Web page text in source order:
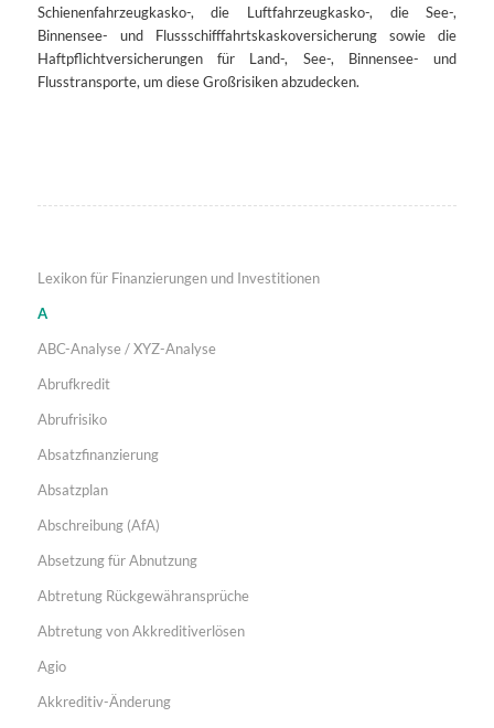
Schienenfahrzeugkasko-, die Luftfahrzeugkasko-, die See-,
Binnensee- und Flussschifffahrtskaskoversicherung sowie die
Haftpflichtversicherungen für Land-, See-, Binnensee- und
Flusstransporte, um diese Großrisiken abzudecken.
Lexikon für Finanzierungen und Investitionen
A
ABC-Analyse / XYZ-Analyse
Abrufkredit
Abrufrisiko
Absatzfinanzierung
Absatzplan
Abschreibung (AfA)
Absetzung für Abnutzung
Abtretung Rückgewähransprüche
Abtretung von Akkreditiverlösen
Agio
Akkreditiv-Änderung